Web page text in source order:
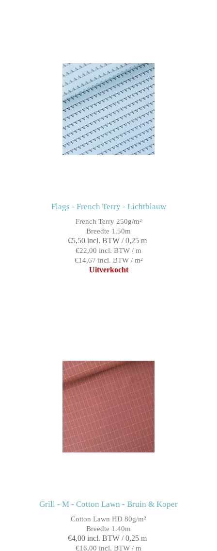
Flags - French Terry - Lichtblauw
French Terry 250g/m²
Breedte 1.50m
€5,50 incl. BTW / 0,25 m
€22,00 incl. BTW / m
€14,67 incl. BTW / m²
Uitverkocht
Grill - M - Cotton Lawn - Bruin & Koper
Cotton Lawn HD 80g/m²
Breedte 1.40m
€4,00 incl. BTW / 0,25 m
€16,00 incl. BTW / m